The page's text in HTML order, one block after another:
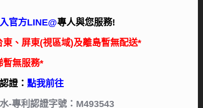
官方LINE@專人與您服務!
東、屏東(視區域)及離島暫無配送*
暫無服務*
證： 點我前往
-專利認證字號：M493543